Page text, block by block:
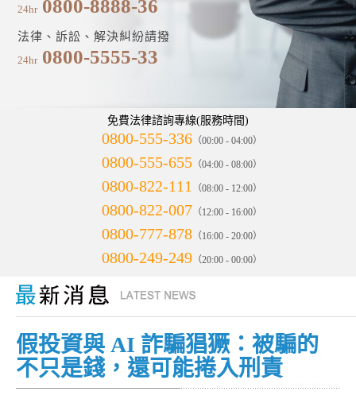
24hr 0800-8888-36
法律、訴訟、解決糾紛請撥
24hr 0800-5555-33
免費法律諮詢專線(服務時間)
0800-555-336 （00:00 - 04:00）
0800-555-655 （04:00 - 08:00）
0800-822-111 （08:00 - 12:00）
0800-822-007 （12:00 - 16:00）
0800-777-878 （16:00 - 20:00）
0800-249-249 （20:00 - 00:00）
假投資與 AI 詐騙猖獗：被騙的
不只是錢，還可能捲入刑責